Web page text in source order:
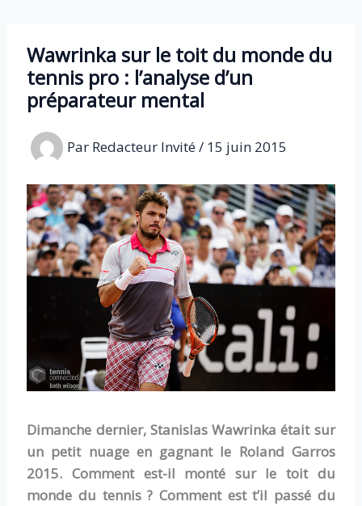
contenuWawrinka sur le toit du monde du
tennis pro : l’analyse d’un
préparateur mental
Par Redacteur Invité/ 15 juin 2015
Dimanche dernier, Stanislas Wawrinka était sur
un petit nuage en gagnant le Roland Garros
2015. Comment est-il monté sur le toit du
monde du tennis ? Comment est t’il passé du